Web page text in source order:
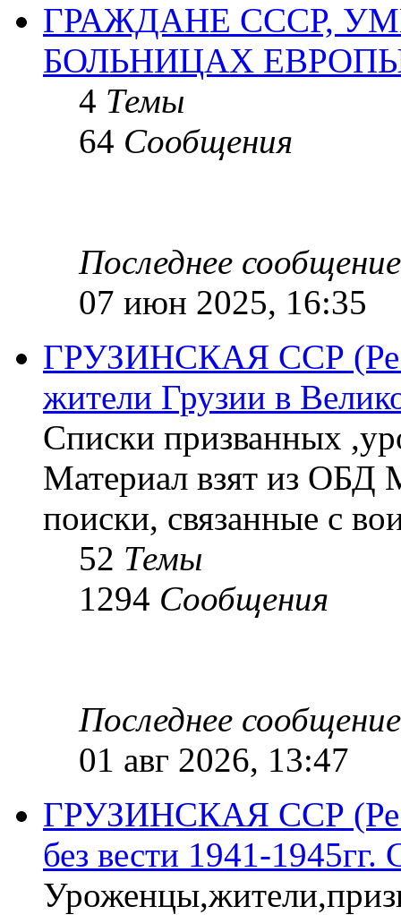
ГРАЖДАНЕ СССР,
БОЛЬНИЦАХ
4 Темы
64 Сообщения
Последнее сообщение
07 июн 2025, 16:35
ГРУЗИНСКАЯ ССР
жители Грузии в
Списки призванных
Материал взят из ОБД
поиски, связанные с
52 Темы
1294 Сообщения
Последнее сообщение
01 авг 2026, 13:47
ГРУЗИНСКАЯ ССР
без вести 1941-